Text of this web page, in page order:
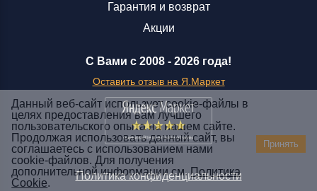
С Вами с 2008 - 2026 года!
Оставить отзыв на Я.Маркет
Гарантия и возврат
Акции
Политика конфиденциальности
Заказать звонок
+7 (929) 551-70-07
Ежедневно 9:00-20:00
Данный веб-сайт использует cookie-файлы в
целях предоставления вам лучшего
пользовательского опыта на нашем сайте.
Продолжая использовать данный сайт, вы
соглашаетесь с использованием нами
cookie-файлов. Для получения
дополнительной информации см.Политика
Cookie.
Принять